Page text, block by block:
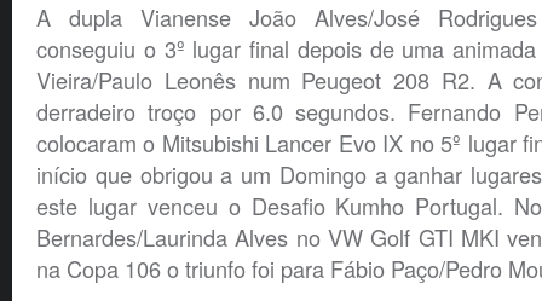
A dupla Vianense João Alves/José
conseguiu o 3º lugar final depois de uma
Vieira/Paulo Leonês num Peugeot 208 R2. A
derradeiro troço por 6.0 segundos. Fernando
colocaram o Mitsubishi Lancer Evo IX no 5º lugar
início que obrigou a um Domingo a ganhar
este lugar venceu o Desafio Kumho Portugal.
Bernardes/Laurinda Alves no VW Golf GTI MKI
na Copa 106 o triunfo foi para Fábio Paço/Pedro